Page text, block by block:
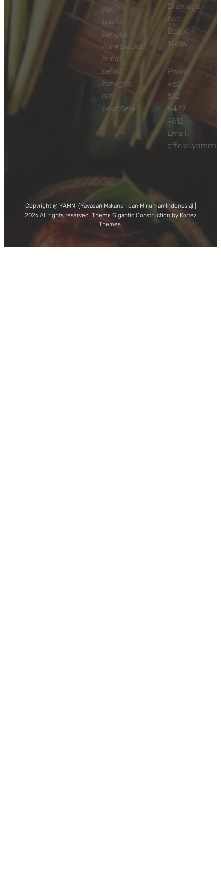
dan
kuliner
bangsa
mewujudkan
hidup
sehat,
bahagia,
dan
sejahtera”
Dramaga,
Kab.
Bogor,
16680
Phone:
+62
812
8479
9612,
Email:
Copyright @ YAMMI (Yayasan Makanan dan Minuman Indonesia) |
2026 All rights reserved. Theme Gigantic Construction by Kortez
Themes.